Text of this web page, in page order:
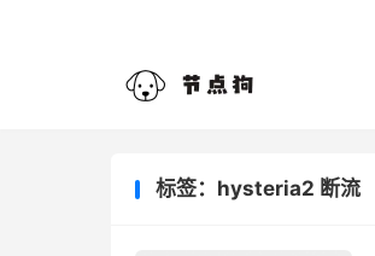
标签：hysteria2 断流